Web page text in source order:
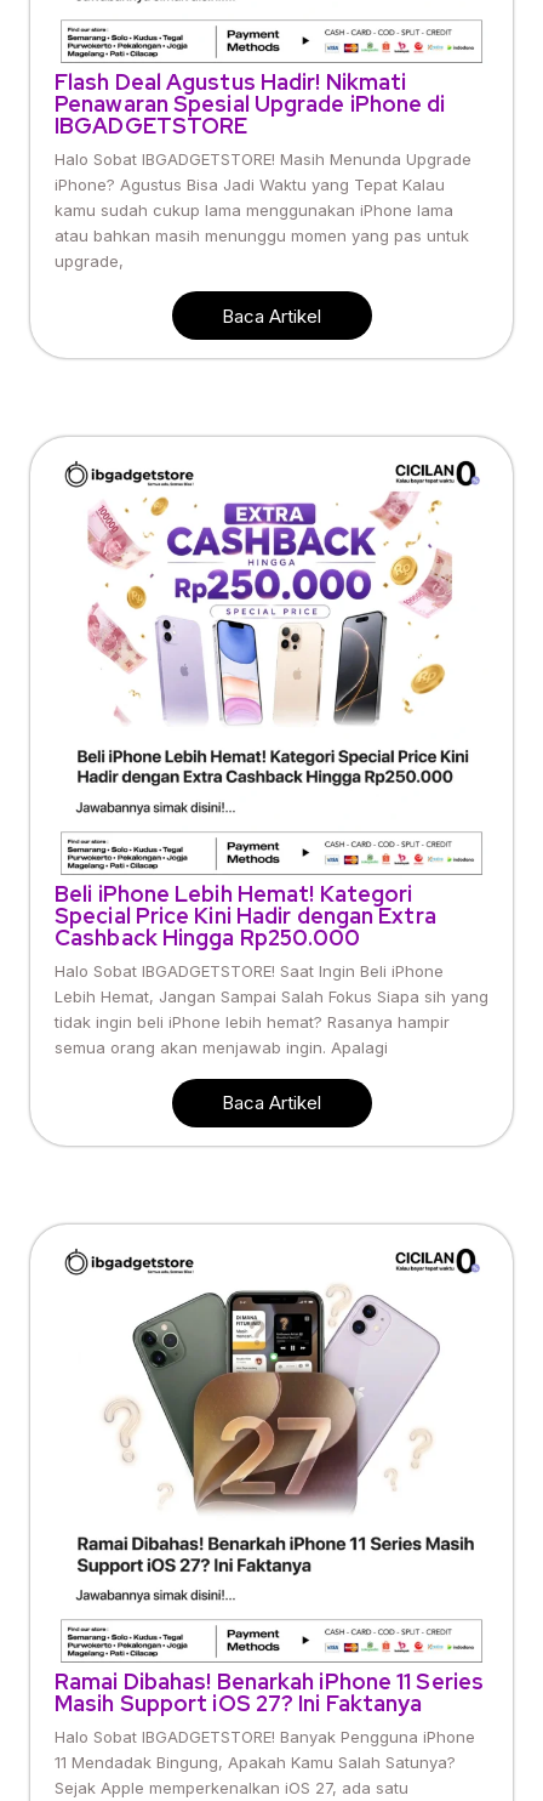
Flash Deal Agustus Hadir! Nikmati
Penawaran Spesial Upgrade iPhone di
IBGADGETSTORE
Halo Sobat IBGADGETSTORE! Masih Menunda Upgrade
iPhone? Agustus Bisa Jadi Waktu yang Tepat Kalau
kamu sudah cukup lama menggunakan iPhone lama
atau bahkan masih menunggu momen yang pas untuk
upgrade,
Baca Artikel
Beli iPhone Lebih Hemat! Kategori
Special Price Kini Hadir dengan Extra
Cashback Hingga Rp250.000
Halo Sobat IBGADGETSTORE! Saat Ingin Beli iPhone
Lebih Hemat, Jangan Sampai Salah Fokus Siapa sih yang
tidak ingin beli iPhone lebih hemat? Rasanya hampir
semua orang akan menjawab ingin. Apalagi
Baca Artikel
Ramai Dibahas! Benarkah iPhone 11 Series
Masih Support iOS 27? Ini Faktanya
Halo Sobat IBGADGETSTORE! Banyak Pengguna iPhone
11 Mendadak Bingung, Apakah Kamu Salah Satunya?
Sejak Apple memperkenalkan iOS 27, ada satu